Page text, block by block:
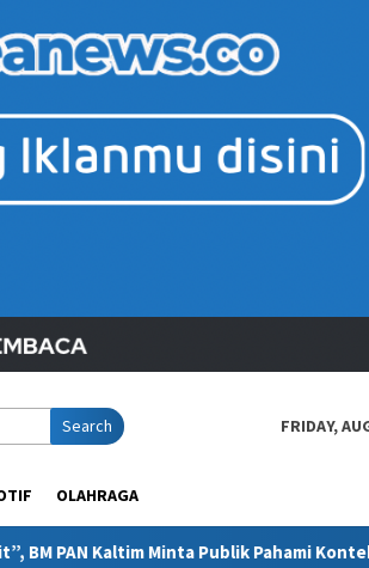
Search FRIDAY,
OLAHRAGA
Pahami Konteks Pidato Secara Utuh